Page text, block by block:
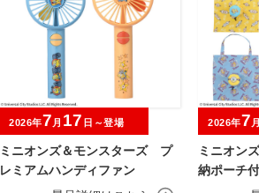
ミニオンズ＆モンスターズ プ
レミアムハンディファン
2026年7 月 17 日～登場
ミニオン
納ポーチ
2026年7 月